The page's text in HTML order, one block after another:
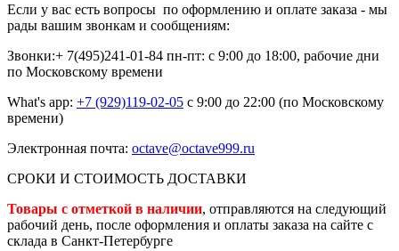
Если у вас есть вопросы по оформлению и оплате заказа - мы
рады вашим звонкам и сообщениям:
Звонки:+ 7(495)241-01-84 пн-пт: с 9:00 до 18:00, рабочие дни
по Московскому времени
What's app: +7 (929)119-02-05 с 9:00 до 22:00 (по Московскому
времени)
Электронная почта: octave@octave999.ru
СРОКИ И СТОИМОСТЬ ДОСТАВКИ
Товары с отметкой в наличии, отправляются на следующий
рабочий день, после оформления и оплаты заказа на сайте с
склада в Санкт-Петербурге